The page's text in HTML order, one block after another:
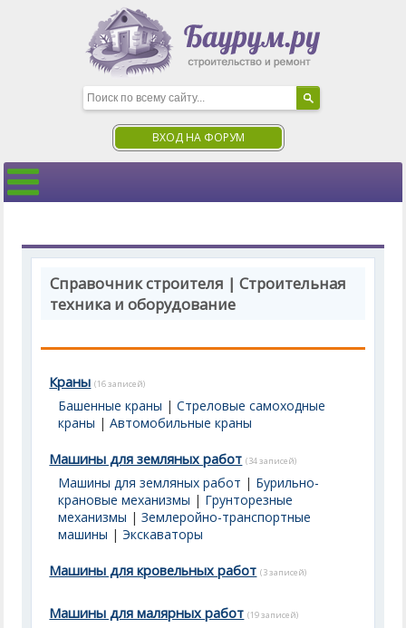
ВХОД НА ФОРУМ
Справочник строителя | Строительная
техника и оборудование
Краны (16 записей)
Башенные краны |Стреловые самоходные
краны |Автомобильные краны
Машины для земляных работ (34 записей)
Машины для земляных работ | Бурильно-
крановые механизмы | Грунторезные
механизмы |Землеройно-транспортные
машины |Экскаваторы
Машины для кровельных работ (3 записей)
Машины для малярных работ (19 записей)